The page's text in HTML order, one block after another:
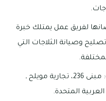
لفريق عمل يمتلك خبرة
وصيانة الثلاجات التي
العنوان الخاص بهذه الشركة: مبنى 236، تجارية مويلح ـ
المتحدة.